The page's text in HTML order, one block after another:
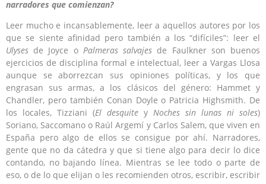
narradores que comienzan?
Leer mucho e incansablemente, leer a aquellos autores por los
que se siente afinidad pero también a los “difíciles”: leer el
Ulyses de Joyce o Palmeras salvajes de Faulkner son buenos
ejercicios de disciplina formal e intelectual, leer a Vargas Llosa
aunque se aborrezcan sus opiniones políticas, y los que
engrasan sus armas, a los clásicos del género: Hammet y
Chandler, pero también Conan Doyle o Patricia Highsmith. De
los locales, Tizziani (El desquite y Noches sin lunas ni soles)
Soriano, Saccomano o Raúl Argemí y Carlos Salem, que viven en
España pero algo de ellos se consigue por ahí. Narradores,
gente que no da cátedra y que si tiene algo para decir lo dice
contando, no bajando línea. Mientras se lee todo o parte de
eso, o de lo que elijan o les recomienden otros, escribir, escribir